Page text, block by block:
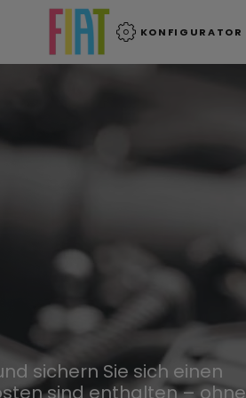
KONFIGURATOR
sichern Sie sich einen
sind enthalten – ohne